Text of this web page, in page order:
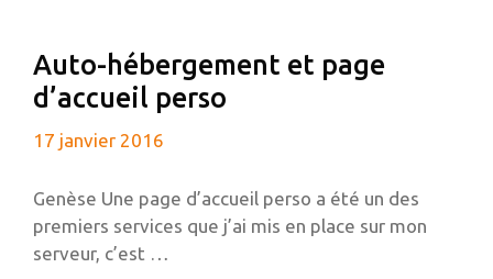
Auto-hébergement et page
d’accueil perso
17 janvier 2016
Genèse Une page d’accueil perso a été un des
premiers services que j’ai mis en place sur mon
serveur, c’est …